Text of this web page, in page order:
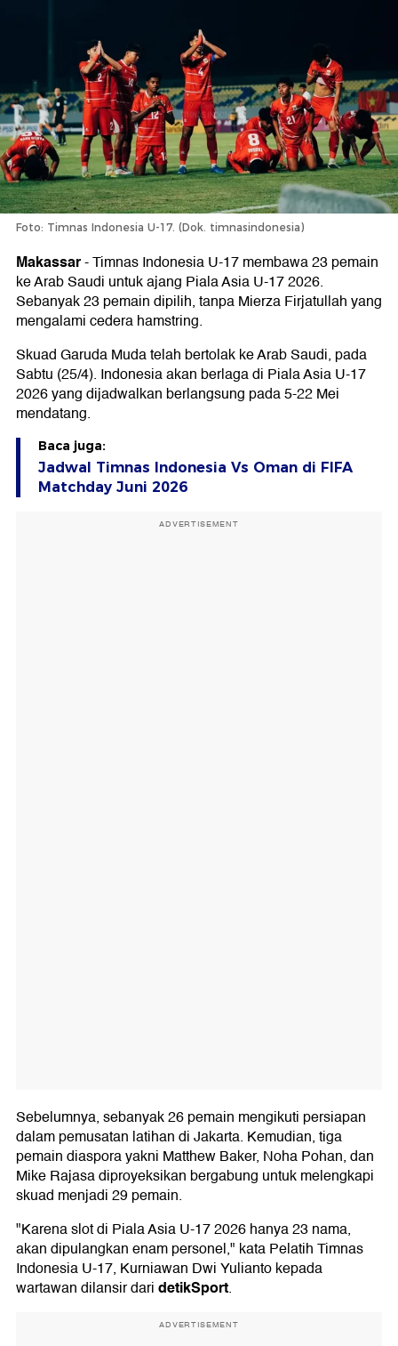
Foto: Timnas Indonesia U-17. (Dok. timnasindonesia)
Makassar-Timnas Indonesia U-17 membawa 23 pemain
ke Arab Saudi untuk ajang Piala Asia U-17 2026.
Sebanyak 23 pemain dipilih, tanpa Mierza Firjatullah yang
mengalami cedera hamstring.
Skuad Garuda Muda telah bertolak ke Arab Saudi, pada
Sabtu (25/4). Indonesia akan berlaga di Piala Asia U-17
2026 yang dijadwalkan berlangsung pada 5-22 Mei
mendatang.
Baca juga:
Jadwal Timnas Indonesia Vs Oman di FIFA
Matchday Juni 2026
ADVERTISEMENT
Sebelumnya, sebanyak 26 pemain mengikuti persiapan
dalam pemusatan latihan di Jakarta. Kemudian, tiga
pemain diaspora yakni Matthew Baker, Noha Pohan, dan
Mike Rajasa diproyeksikan bergabung untuk melengkapi
skuad menjadi 29 pemain.
"Karena slot di Piala Asia U-17 2026 hanya 23 nama,
akan dipulangkan enam personel," kata Pelatih Timnas
Indonesia U-17, Kurniawan Dwi Yulianto kepada
wartawan dilansir daridetikSport.
ADVERTISEMENT